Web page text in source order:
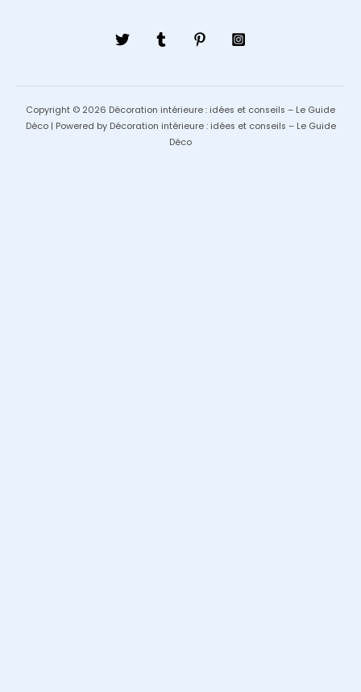
Copyright © 2026 Décoration intérieure : idées et conseils – Le Guide
Déco | Powered by Décoration intérieure : idées et conseils – Le Guide
Déco